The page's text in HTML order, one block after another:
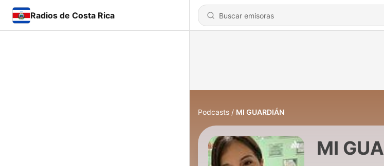
Radios de Costa Rica
Podcasts MI GUARDIÁN
MI